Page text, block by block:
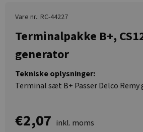
Vare nr.: RC-44227
Terminalpakke B+,
generator
Tekniske oplysninger:
Terminal sæt B+ Passer Delco Remy
€2,07 inkl. moms